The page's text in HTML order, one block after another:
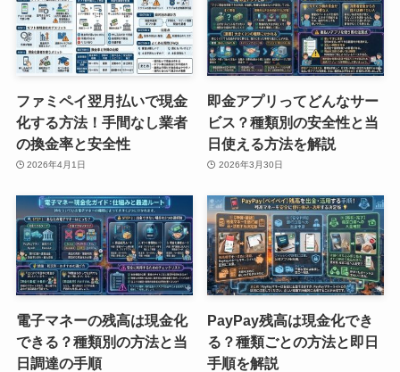
ファミペイ翌月払いで現金
化する方法！手間なし業者
の換金率と安全性
2026年4月1日
即金アプリってどんなサー
ビス？種類別の安全性と当
日使える方法を解説
2026年3月30日
電子マネーの残高は現金化
できる？種類別の方法と当
日調達の手順
PayPay残高は現金化でき
る？種類ごとの方法と即日
手順を解説